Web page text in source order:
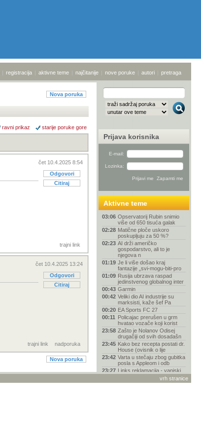
| registracija | aktivne teme | najčitanije | nove poruke | autori | pretraga
Nova poruka
ravni prikaz starije poruke gore
čet 10.4.2025 8:54
Odgovori
Citiraj
trajni link
čet 10.4.2025 13:24
Odgovori
Citiraj
trajni link nadporuka
Nova poruka
Prijava korisnika
E-mail:
Lozinka:
Aktivne teme
03:06 Opservatorij Rubin snimio
više od 650 tisuća galak
02:28 Matične ploče uskoro
poskupljuju za 50 %?
02:23 AI drži američko
gospodarstvo, ali to je
njegova n
01:19 Je li više došao kraj
fantazije „svi-mogu-biti-pro
01:09 Rusija ubrzava raspad
jedinstvenog globalnog inter
00:43 Garmin
00:42 Veliki dio AI industrije su
marksisti, kaže šef Pa
00:20 EA Sports FC 27
00:11 Policajac prerušen u grm
hvatao vozače koji korist
23:58 Zašto je Nolanov Odisej
drugačiji od svih dosadašn
23:45 Kako bez recepta postati dr.
House (ovisnik o lije
23:42 Varta u stečaju zbog gubitka
posla s Appleom i odb
23:27 Links reklamacija - vanjski
23:14 Spider-Man "napao" vozače
vrh stranice